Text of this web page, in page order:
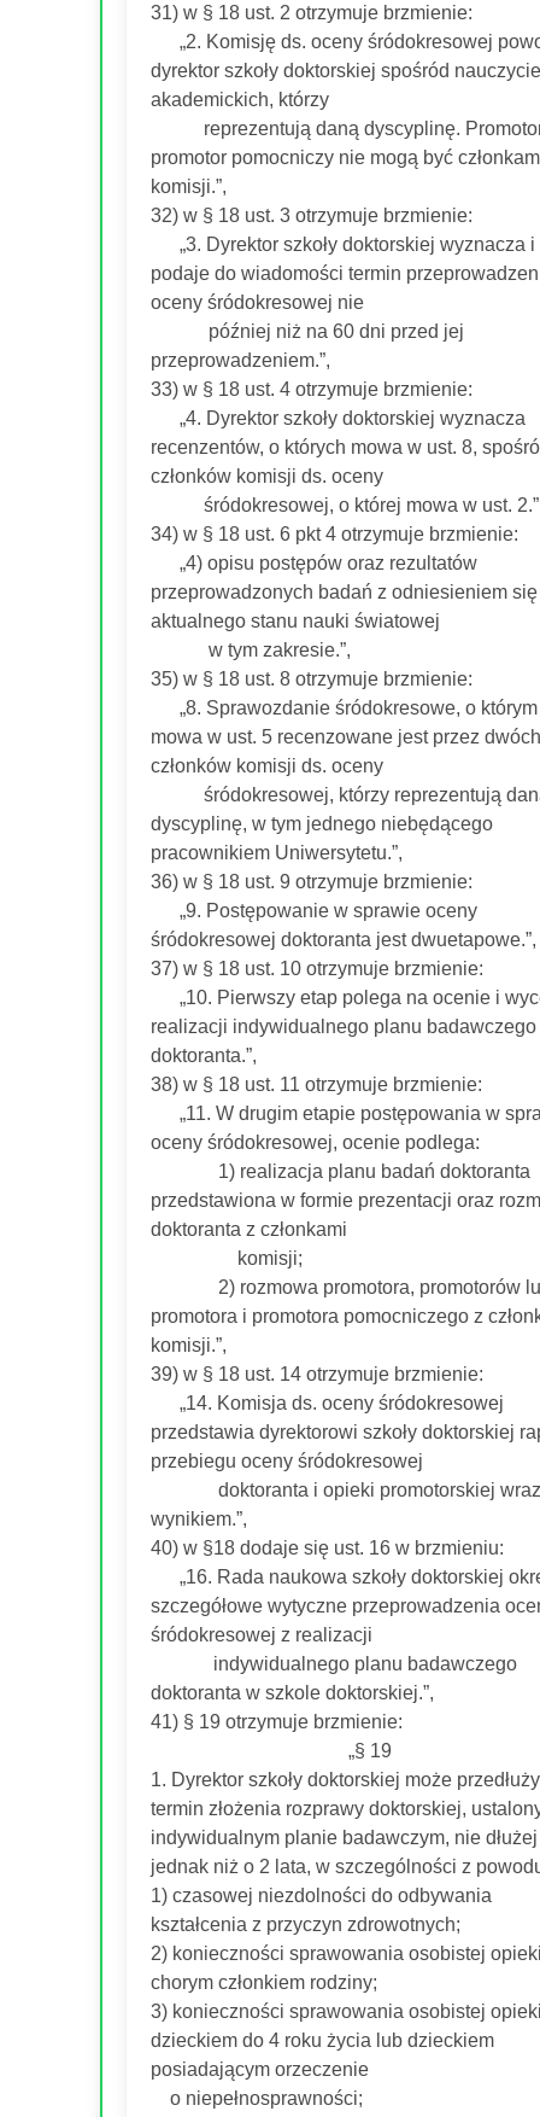
31) w § 18 ust. 2 otrzymuje brzmienie:
„2. Komisję ds. oceny śródokresowej
dyrektor szkoły doktorskiej spośród
akademickich, którzy
reprezentują daną dyscyplinę.
promotor pomocniczy nie mogą być
komisji.”,
32) w § 18 ust. 3 otrzymuje brzmienie:
„3. Dyrektor szkoły doktorskiej wyznacza i
podaje do wiadomości termin
oceny śródokresowej nie
później niż na 60 dni przed jej
przeprowadzeniem.”,
33) w § 18 ust. 4 otrzymuje brzmienie:
„4. Dyrektor szkoły doktorskiej wyznacza
recenzentów, o których mowa w ust. 8,
członków komisji ds. oceny
śródokresowej, o której mowa w ust.
34) w § 18 ust. 6 pkt 4 otrzymuje brzmienie:
„4) opisu postępów oraz rezultatów
przeprowadzonych badań z odniesieniem
aktualnego stanu nauki światowej
w tym zakresie.”,
35) w § 18 ust. 8 otrzymuje brzmienie:
„8. Sprawozdanie śródokresowe, o którym
mowa w ust. 5 recenzowane jest przez dwóch
członków komisji ds. oceny
śródokresowej, którzy reprezentują
dyscyplinę, w tym jednego niebędącego
pracownikiem Uniwersytetu.”,
36) w § 18 ust. 9 otrzymuje brzmienie:
„9. Postępowanie w sprawie oceny
śródokresowej doktoranta jest dwuetapowe.”,
37) w § 18 ust. 10 otrzymuje brzmienie:
„10. Pierwszy etap polega na ocenie i
realizacji indywidualnego planu badawczego
doktoranta.”,
38) w § 18 ust. 11 otrzymuje brzmienie:
„11. W drugim etapie postępowania w
oceny śródokresowej, ocenie podlega:
1) realizacja planu badań doktoranta
przedstawiona w formie prezentacji oraz
doktoranta z członkami
komisji;
2) rozmowa promotora, promotorów
promotora i promotora pomocniczego z
komisji.”,
39) w § 18 ust. 14 otrzymuje brzmienie:
„14. Komisja ds. oceny śródokresowej
przedstawia dyrektorowi szkoły doktorskiej
przebiegu oceny śródokresowej
doktoranta i opieki promotorskiej wraz
wynikiem.”,
40) w §18 dodaje się ust. 16 w brzmieniu:
„16. Rada naukowa szkoły doktorskiej
szczegółowe wytyczne przeprowadzenia
śródokresowej z realizacji
indywidualnego planu badawczego
doktoranta w szkole doktorskiej.”,
41) § 19 otrzymuje brzmienie:
„§ 19
1. Dyrektor szkoły doktorskiej może
termin złożenia rozprawy doktorskiej,
indywidualnym planie badawczym, nie dłużej
jednak niż o 2 lata, w szczególności z
1) czasowej niezdolności do odbywania
kształcenia z przyczyn zdrowotnych;
2) konieczności sprawowania osobistej
chorym członkiem rodziny;
3) konieczności sprawowania osobistej
dzieckiem do 4 roku życia lub dzieckiem
posiadającym orzeczenie
o niepełnosprawności;